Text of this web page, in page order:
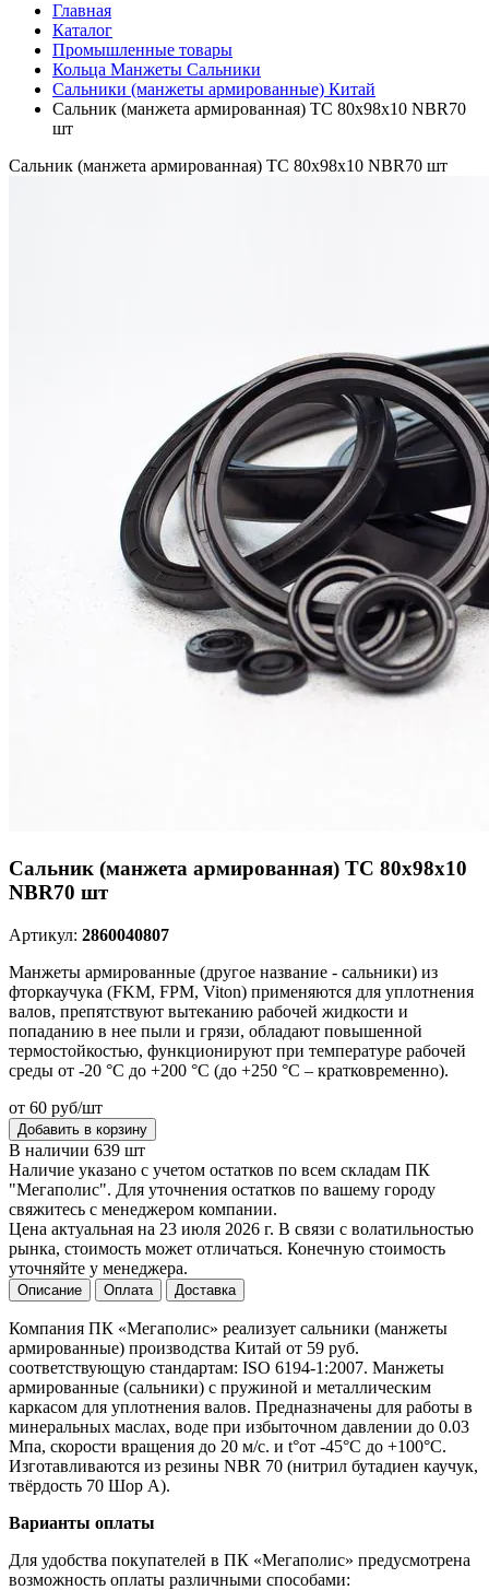
Главная
Каталог
Промышленные товары
Кольца Манжеты Сальники
Сальники (манжеты армированные) Китай
Сальник (манжета армированная) TC 80х98х10 NBR70
шт
Сальник (манжета армированная) TC 80х98х10 NBR70 шт
Сальник (манжета армированная) TC 80х98х10
NBR70 шт
Артикул: 2860040807
Манжеты армированные (другое название - сальники) из
фторкаучука (FKM, FPM, Viton) применяются для уплотнения
валов, препятствуют вытеканию рабочей жидкости и
попаданию в нее пыли и грязи, обладают повышенной
термостойкостью, функционируют при температуре рабочей
среды от -20 °C до +200 °C (до +250 °C – кратковременно).
от 60 руб/шт
Добавить в корзину
В наличии 639 шт
Наличие указано с учетом остатков по всем складам ПК
"Мегаполис". Для уточнения остатков по вашему городу
свяжитесь с менеджером компании.
Цена актуальная на 23 июля 2026 г. В связи с волатильностью
рынка, стоимость может отличаться. Конечную стоимость
уточняйте у менеджера.
Описание Оплата Доставка
Компания ПК «Мегаполис» реализует сальники (манжеты
армированные) производства Китай от 59 руб.
соответствующую стандартам: ISO 6194-1:2007. Манжеты
армированные (сальники) с пружиной и металлическим
каркасом для уплотнения валов. Предназначены для работы в
минеральных маслах, воде при избыточном давлении до 0.03
Мпа, скорости вращения до 20 м/с. и t°от -45°С до +100°С.
Изготавливаются из резины NBR 70 (нитрил бутадиен каучук,
твёрдость 70 Шор А).
Варианты оплаты
Для удобства покупателей в ПК «Мегаполис» предусмотрена
возможность оплаты различными способами: